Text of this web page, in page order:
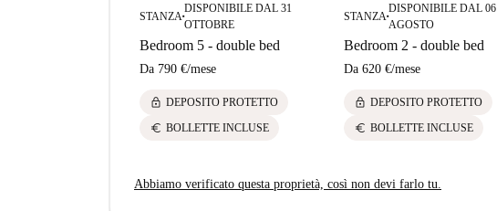
STANZA ■
DISPONIBILE DAL 31
OTTOBRE
Bedroom 5 - double bed
Da 790 €/mese
lock DEPOSITO PROTETTO
euro BOLLETTE INCLUSE
STANZA ■
DISPONIBILE DAL 06
AGOSTO
Bedroom 2 - double bed
Da 620 €/mese
lock DEPOSITO PROTETTO
euro BOLLETTE INCLUSE
Abbiamo verificato questa proprietà, così non devi farlo tu.